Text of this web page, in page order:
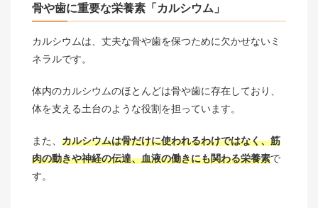
骨や歯に重要な栄養素「カルシウム」
カルシウムは、丈夫な骨や歯を保つために欠かせないミ
ネラルです。
体内のカルシウムのほとんどは骨や歯に存在しており、
体を支える土台のような役割を担っています。
また、 カルシウムは骨だけに使われるわけではなく、筋
肉の動きや神経の伝達、血液の働きにも関わる栄養素で
す。